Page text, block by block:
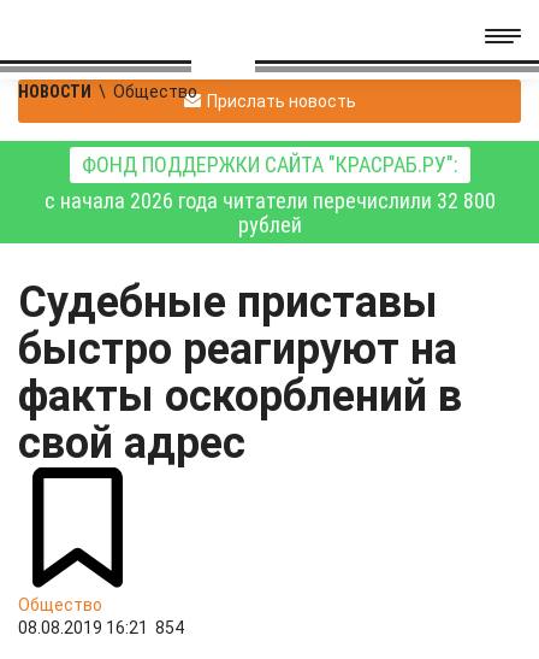
НОВОСТИ \ Общество Прислать новость
ФОНД ПОДДЕРЖКИ САЙТА "КРАСРАБ.РУ":
с начала 2026 года читатели перечислили 32 800
рублей
Судебные приставы
быстро реагируют на
факты оскорблений в
свой адрес
Общество
08.08.2019 16:21 854